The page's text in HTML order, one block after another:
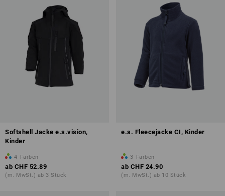
Softshell Jacke e.s.vision,
Kinder
4 Farben
ab CHF 52.89
(m. MwSt.) ab 3 Stück
e.s. Fleecejacke CI, Kinder
3 Farben
ab CHF 24.90
(m. MwSt.) ab 10 Stück